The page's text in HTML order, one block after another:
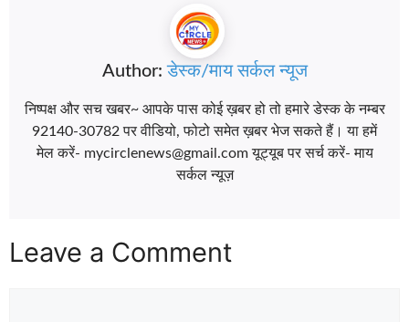
Author:डेस्क/माय सर्कल न्यूज
निष्पक्ष और सच खबर~ आपके पास कोई ख़बर हो तो हमारे डेस्क के नम्बर
92140-30782 पर वीडियो, फोटो समेत ख़बर भेज सकते हैं। या हमें
मेल करें- mycirclenews@gmail.com यूट्यूब पर सर्च करें- माय
सर्कल न्यूज़
Leave a Comment